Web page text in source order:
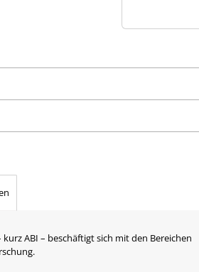
ABI – beschäftigt sich mit den Bereichen